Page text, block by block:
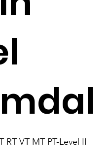
RT VT MT PT-Level II